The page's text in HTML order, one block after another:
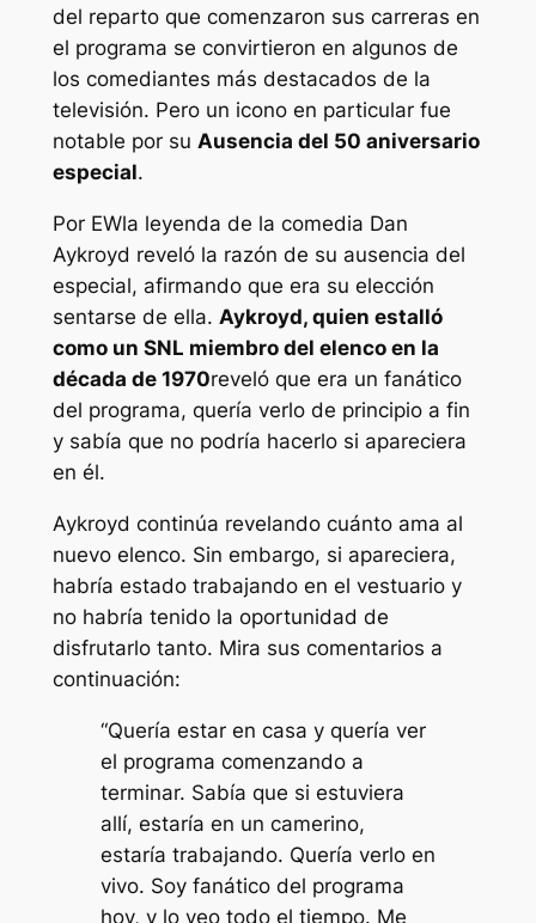
del reparto que comenzaron sus carreras en
el programa se convirtieron en algunos de
los comediantes más destacados de la
televisión. Pero un icono en particular fue
notable por su Ausencia del 50 aniversario
especial.
Por EWla leyenda de la comedia Dan
Aykroyd reveló la razón de su ausencia del
especial, afirmando que era su elección
sentarse de ella. Aykroyd, quien estalló
como un SNL miembro del elenco en la
década de 1970reveló que era un fanático
del programa, quería verlo de principio a fin
y sabía que no podría hacerlo si apareciera
en él.
Aykroyd continúa revelando cuánto ama al
nuevo elenco. Sin embargo, si apareciera,
habría estado trabajando en el vestuario y
no habría tenido la oportunidad de
disfrutarlo tanto. Mira sus comentarios a
continuación:
“Quería estar en casa y quería ver
el programa comenzando a
terminar. Sabía que si estuviera
allí, estaría en un camerino,
estaría trabajando. Quería verlo en
vivo. Soy fanático del programa
hoy, y lo veo todo el tiempo. Me